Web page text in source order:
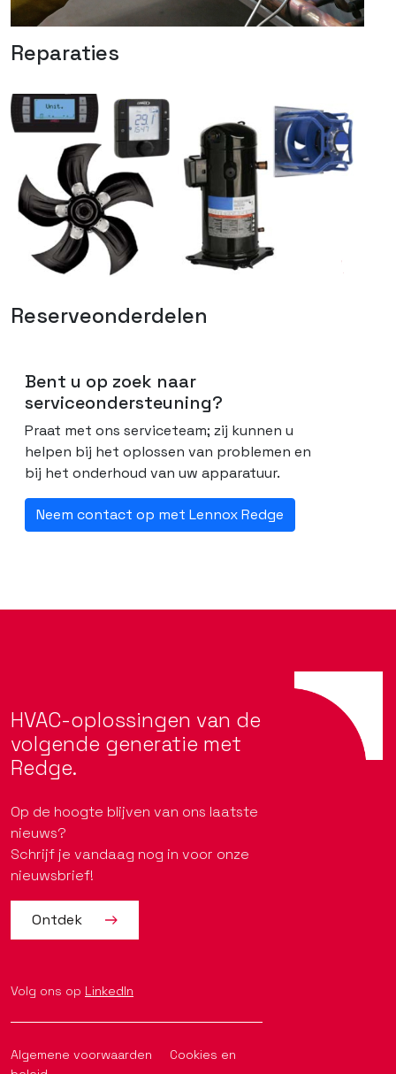
Reparaties
Reserveonderdelen
Bent u op zoek naar
serviceondersteuning?
Praat met ons serviceteam; zij kunnen u
helpen bij het oplossen van problemen en
bij het onderhoud van uw apparatuur.
Neem contact op met Lennox Redge
HVAC-oplossingen van de
volgende generatie met
Redge.
Op de hoogte blijven van ons laatste
nieuws?
Schrijf je vandaag nog in voor onze
nieuwsbrief!
Ontdek
Volg ons op LinkedIn
Algemene voorwaarden
Cookies en